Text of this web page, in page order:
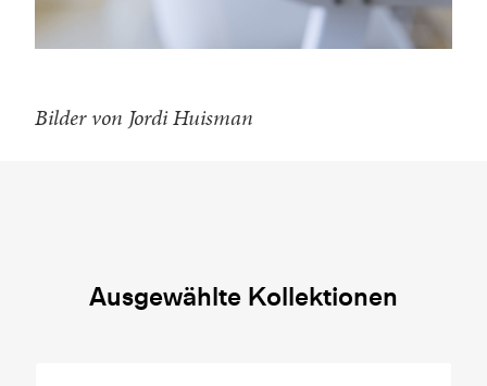
Bilder von Jordi Huisman
Ausgewählte Kollektionen